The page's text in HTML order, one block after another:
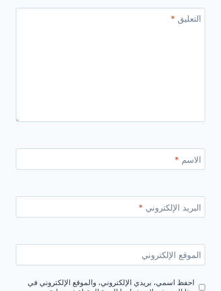
التعليق *
الاسم *
البريد الإلكتروني *
الموقع الإلكتروني
احفظ اسمي، بريدي الإلكتروني، والموقع الإلكتروني في